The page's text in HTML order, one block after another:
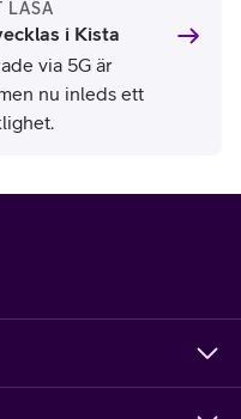
LÄSA
i Kista
via 5G är
nu inleds ett